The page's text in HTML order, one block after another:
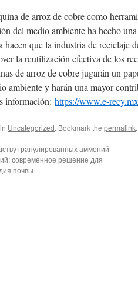
de arroz de cobre como
del medio ambiente ha hecho
hacen que la industria de reciclaje
la reutilización efectiva de los
de arroz de cobre jugarán un
ambiente y harán una mayor
información: https://www.e-
Uncategorized. Bookmark the permalink.
гранулированных аммоний-
современное решение для
почвы